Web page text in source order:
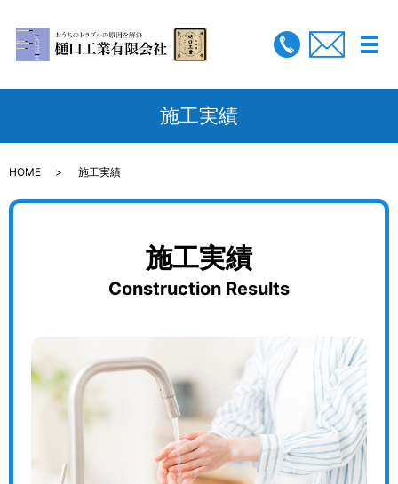
メ
施工実績
HOME 施工実績
施工実績
Construction Results